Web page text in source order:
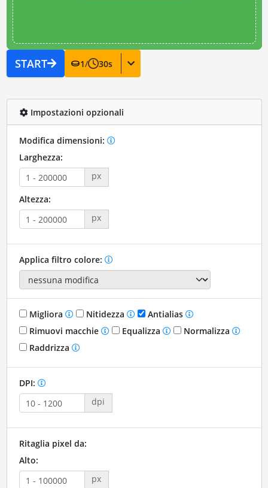
START 1/ 30s
Impostazioni opzionali
Modifica dimensioni:
Larghezza:
px
Altezza:
px
Applica filtro colore:
Migliora Nitidezza
Antialias
Rimuovi macchie
Equalizza
Normalizza
Raddrizza
DPI:
dpi
Ritaglia pixel da:
Alto:
px